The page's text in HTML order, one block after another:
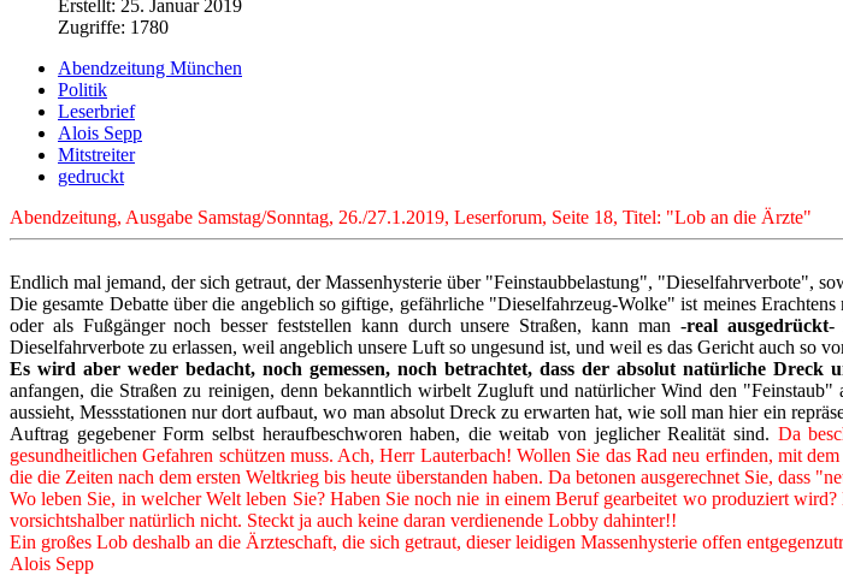
Erstellt: 25. Januar 2019
Zugriffe: 1780
Abendzeitung München
Politik
Leserbrief
Alois Sepp
Mitstreiter
gedruckt
Abendzeitung, Ausgabe Samstag/Sonntag, 26./27.1.2019, Leserforum, Seite 18, Titel: "Lob an die Ärzte"
Endlich mal jemand, der sich getraut, der Massenhysterie über "Feinstaubbelastung", "Dieselfahrverbote",
Die gesamte Debatte über die angeblich so giftige, gefährliche "Dieselfahrzeug-Wolke" ist meines
oder als Fußgänger noch besser feststellen kann durch unsere Straßen, kann man -real ausgedrückt-
Dieselfahrverbote zu erlassen, weil angeblich unsere Luft so ungesund ist, und weil es das Gericht auch so
Es wird aber weder bedacht, noch gemessen, noch betrachtet, dass der absolut natürliche
anfangen, die Straßen zu reinigen, denn bekanntlich wirbelt Zugluft und natürlicher Wind den
aussieht, Messstationen nur dort aufbaut, wo man absolut Dreck zu erwarten hat, wie soll man hier ein
Auftrag gegebener Form selbst heraufbeschworen haben, die weitab von jeglicher Realität sind. Da
gesundheitlichen Gefahren schützen muss. Ach, Herr Lauterbach! Wollen Sie das Rad neu erfinden, mit
die die Zeiten nach dem ersten Weltkrieg bis heute überstanden haben. Da betonen ausgerechnet Sie, dass
Wo leben Sie, in welcher Welt leben Sie? Haben Sie noch nie in einem Beruf gearbeitet wo produziert
vorsichtshalber natürlich nicht. Steckt ja auch keine daran verdienende Lobby dahinter!!
Ein großes Lob deshalb an die Ärzteschaft, die sich getraut, dieser leidigen Massenhysterie offen
Alois Sepp